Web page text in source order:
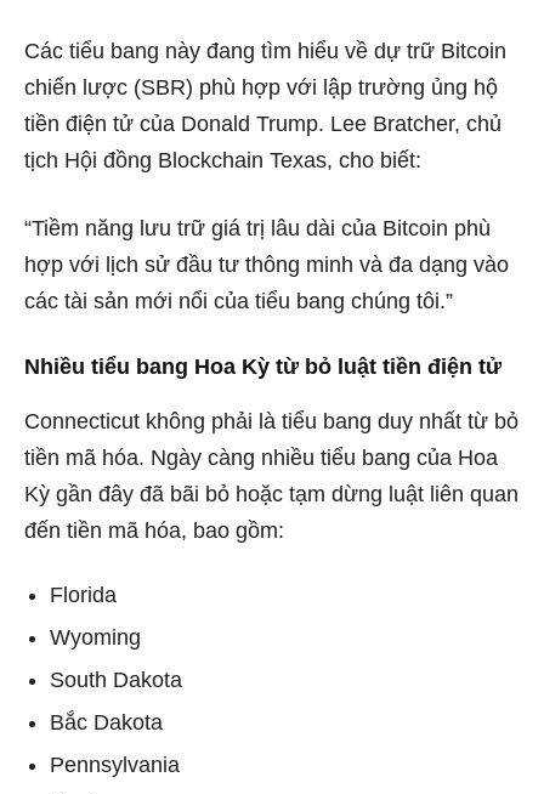
Các tiểu bang này đang tìm hiểu về dự trữ Bitcoin
chiến lược (SBR) phù hợp với lập trường ủng hộ
tiền điện tử của Donald Trump. Lee Bratcher, chủ
tịch Hội đồng Blockchain Texas, cho biết:
“Tiềm năng lưu trữ giá trị lâu dài của Bitcoin phù
hợp với lịch sử đầu tư thông minh và đa dạng vào
các tài sản mới nổi của tiểu bang chúng tôi.”
Nhiều tiểu bang Hoa Kỳ từ bỏ luật tiền điện tử
Connecticut không phải là tiểu bang duy nhất từ ​​bỏ
tiền mã hóa. Ngày càng nhiều tiểu bang của Hoa
Kỳ gần đây đã bãi bỏ hoặc tạm dừng luật liên quan
đến tiền mã hóa, bao gồm:
Florida
Wyoming
South Dakota
Bắc Dakota
Pennsylvania